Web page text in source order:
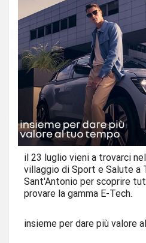
il 23 luglio vieni a trovarci
villaggio di Sport e Salute a
Sant'Antonio per scoprire
provare la gamma E-Tech.
insieme per dare più valore